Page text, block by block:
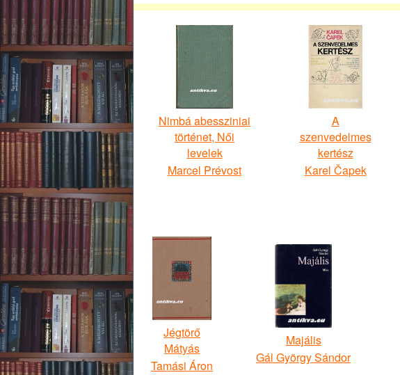
Nimbá abessziniai
történet, Női
levelek
Marcel Prévost
A
szenvedelmes
kertész
Karel Čapek
Jégtörő
Mátyás
Tamási Áron
Majális
Gál György Sándor